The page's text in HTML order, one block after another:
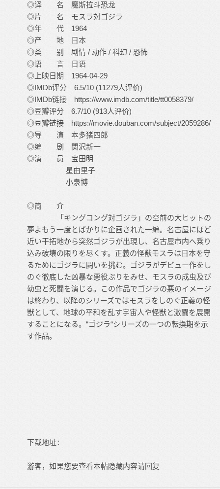
◎译 名 魔斯拉斗恐龙
◎片 名 モスラ対ゴジラ
◎年 代 1964
◎产 地 日本
◎类 别 剧情 / 动作 / 科幻 / 恐怖
◎语 言 日语
◎上映日期 1964-04-29
◎IMDb评分 6.5/10 (11279人评价)
◎IMDb链接 https://www.imdb.com/title/tt0058379/
◎豆瓣评分 6.7/10 (913人评价)
◎豆瓣链接 https://movie.douban.com/subject/2059286/
◎导 演 本多猪四郎
◎编 剧 関沢新一
◎演 员 宝田明
星由里子
小泉博
◎简 介
「キングコング対ゴジラ」の空前の大ヒットの
夢よもう一度とばかりに企画された一編。名古屋にほど
近い干拓地から突然ゴジラが出現し、名古屋市内へ乗り
込み破壊の限りを尽くす。正義の怪獣モスラは日本を守
るためにゴジラに闘いを挑む。ゴジラがデビュー作をし
のぐ徹底した凶暴な悪役ぶりをみせ、モスラの成虫及び
幼虫と死闘を演じる。この作品でゴジラの悪のイメージ
は終わり、以降のシリーズではモスラをしのぐ正義の怪
獣として、地球の平和を乱す宇宙人や怪獣と激闘を展開
することになる。“ゴジラ“シリーズの一つの転換期を示
す作品。
下载地址：
游客，如果您要查看本帖隐藏内容请回复